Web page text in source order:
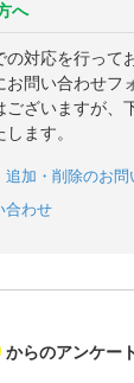
へ
対応を行って
お問い合わせフ
ございますが、
ます。
追加・削除のお問
合わせ
病院なび
からのアンケー